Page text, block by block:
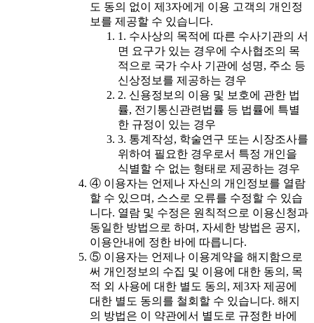
도 동의 없이 제3자에게 이용 고객의 개인정
보를 제공할 수 있습니다.
1. 수사상의 목적에 따른 수사기관의 서
면 요구가 있는 경우에 수사협조의 목
적으로 국가 수사 기관에 성명, 주소 등
신상정보를 제공하는 경우
2. 신용정보의 이용 및 보호에 관한 법
률, 전기통신관련법률 등 법률에 특별
한 규정이 있는 경우
3. 통계작성, 학술연구 또는 시장조사를
위하여 필요한 경우로서 특정 개인을
식별할 수 없는 형태로 제공하는 경우
④ 이용자는 언제나 자신의 개인정보를 열람
할 수 있으며, 스스로 오류를 수정할 수 있습
니다. 열람 및 수정은 원칙적으로 이용신청과
동일한 방법으로 하며, 자세한 방법은 공지,
이용안내에 정한 바에 따릅니다.
⑤ 이용자는 언제나 이용계약을 해지함으로
써 개인정보의 수집 및 이용에 대한 동의, 목
적 외 사용에 대한 별도 동의, 제3자 제공에
대한 별도 동의를 철회할 수 있습니다. 해지
의 방법은 이 약관에서 별도로 규정한 바에